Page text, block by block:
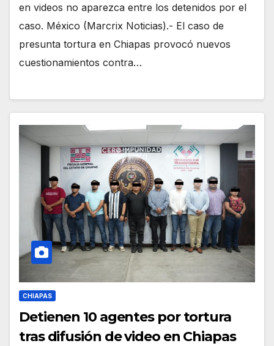
en videos no aparezca entre los detenidos por el
caso. México (Marcrix Noticias).- El caso de
presunta tortura en Chiapas provocó nuevos
cuestionamientos contra…
CHIAPAS
Detienen 10 agentes por tortura
tras difusión de video en Chiapas